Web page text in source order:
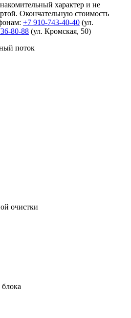
характер и не
Окончательную стоимость
+7 910-743-40-40 (ул.
80-88 (ул. Кромская, 50)